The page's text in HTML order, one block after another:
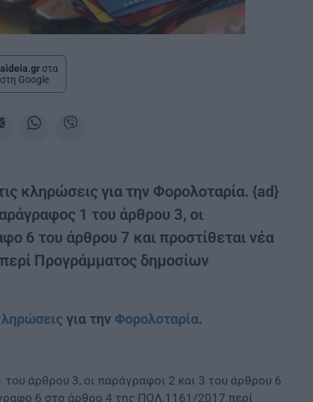
στα
Google
κληρώσεις για την Φορολοταρία. {ad}
1 του άρθρου 3, οι
6 του άρθρου 7 και προστίθεται νέα
Προγράμματος δημοσίων
για την Φορολοταρία.
άρθρου 3, οι παράγραφοι 2 και 3 του άρθρου 6
6 στο άρθρο 4 της ΠΟΛ.1161/2017 περί